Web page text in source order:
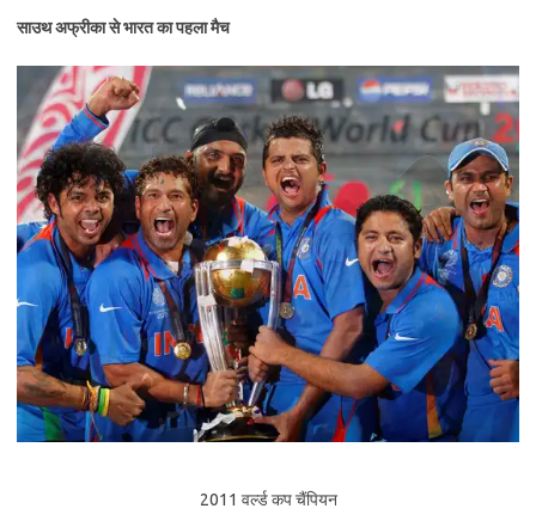
साउथ अफ्रीका से भारत का पहला मैच
2011 वर्ल्ड कप चैंपियन